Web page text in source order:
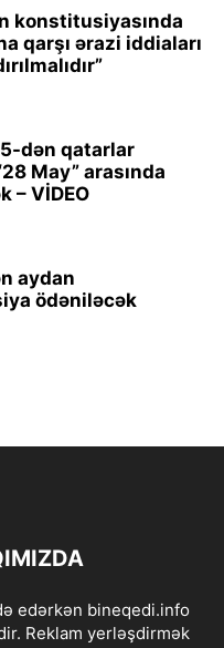
konstitusiyasında
qarşı ərazi iddiaları
dən qatarlar
May” arasında
– VİDEO
aydan
ödəniləcək
edərkən bineqedi.info
Reklam yerləşdirmək